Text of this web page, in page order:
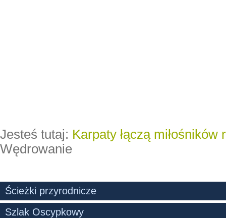
Jesteś tutaj: Karpaty łączą miłośników
Wędrowanie
Ścieżki przyrodnicze
Szlak Oscypkowy